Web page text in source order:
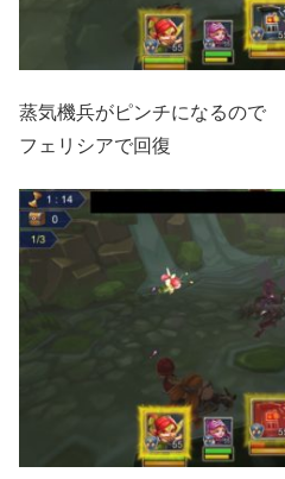
蒸気機兵がピンチになるので
フェリシアで回復